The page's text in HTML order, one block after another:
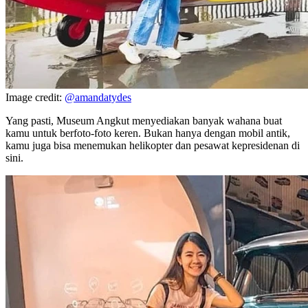
Image credit: @amandatydes
Yang pasti, Museum Angkut menyediakan banyak wahana buat
kamu untuk berfoto-foto keren. Bukan hanya dengan mobil antik,
kamu juga bisa menemukan helikopter dan pesawat kepresidenan di
sini.